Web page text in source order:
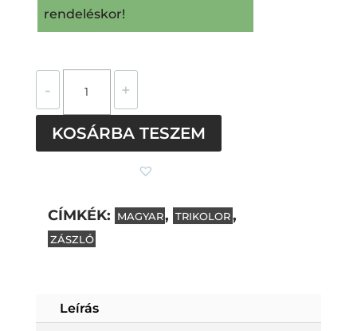
rendeléskor!
-
beszúrós
+
KOSÁRBA TESZEM
CÍMKÉK: MAGYAR, TRIKOLOR,
ZÁSZLÓ
Leírás
Subtotal